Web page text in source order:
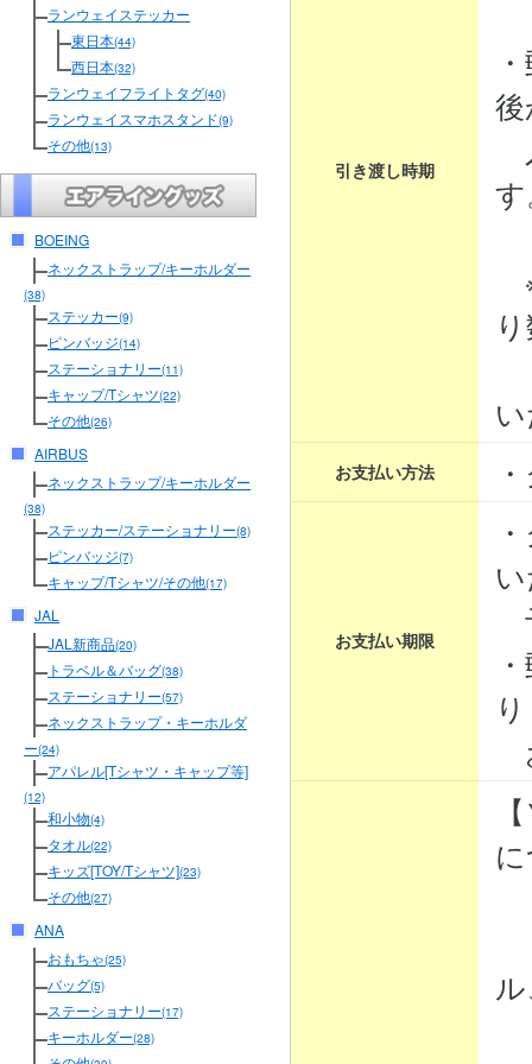
ランウェイステッカー
東日本(44)
西日本(32)
ランウェイフライトタグ(40)
ランウェイスマホスタンド(9)
その他(13)
BOEING
ネックストラップ/キーホルダー
(38)
ステッカー(9)
ピンバッジ(14)
ステーショナリー(11)
キャップ/Tシャツ(22)
その他(26)
AIRBUS
ネックストラップ/キーホルダー
(38)
ステッカー/ステーショナリー(8)
ピンバッジ(7)
キャップ/Tシャツ/その他(17)
JAL
JAL新商品(20)
トラベル＆バッグ(38)
ステーショナリー(57)
ネックストラップ・キーホルダ
ー(24)
アパレル[Tシャツ・キャップ等]
(12)
和小物(4)
タオル(22)
キッズ[TOY/Tシャツ](23)
その他(27)
ANA
おもちゃ(25)
バッグ(5)
ステーショナリー(17)
キーホルダー(28)
引き渡し時期
お支払い方法
お支払い期限